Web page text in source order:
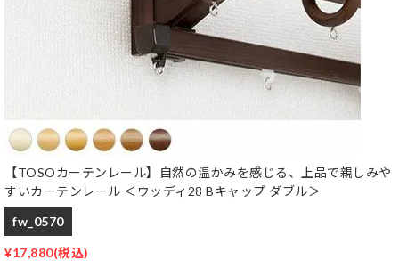
【TOSOカーテンレール】自然の温かみを感じる、上品で親しみや
すいカーテンレール ＜ウッディ28 Bキャップ ダブル＞
fw_0570
¥17,880